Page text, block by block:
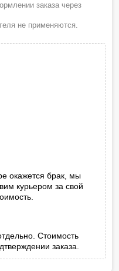
заказа через
не применяются.
окажется брак, мы
курьером за свой
Стоимость
заказа.